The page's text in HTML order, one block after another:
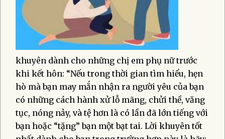
khuyên dành cho những chị em phụ nữ trước
khi kết hôn: “Nếu trong thời gian tìm hiểu, hẹn
hò mà bạn may mắn nhận ra người yêu của bạn
có những cách hành xử lỗ mãng, chửi thề, văng
tục, nóng nảy, và tệ hơn là có lần đã lớn tiếng với
bạn hoặc “tặng” bạn một bạt tai. Lời khuyên tốt